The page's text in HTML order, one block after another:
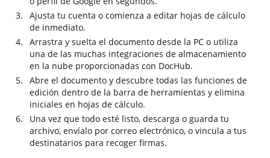
Ajusta tu cuenta o comienza a editar hojas de cálculo
de inmediato.
Arrastra y suelta el documento desde la PC o utiliza
una de las muchas integraciones de almacenamiento
en la nube proporcionadas con DocHub.
Abre el documento y descubre todas las funciones de
edición dentro de la barra de herramientas y elimina
iniciales en hojas de cálculo.
Una vez que todo esté listo, descarga o guarda tu
archivo, envíalo por correo electrónico, o vincula a tus
destinatarios para recoger firmas.